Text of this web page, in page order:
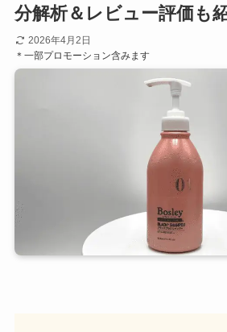
分解析＆レビュー評価も
2026年4月2日
＊一部プロモーション含みます